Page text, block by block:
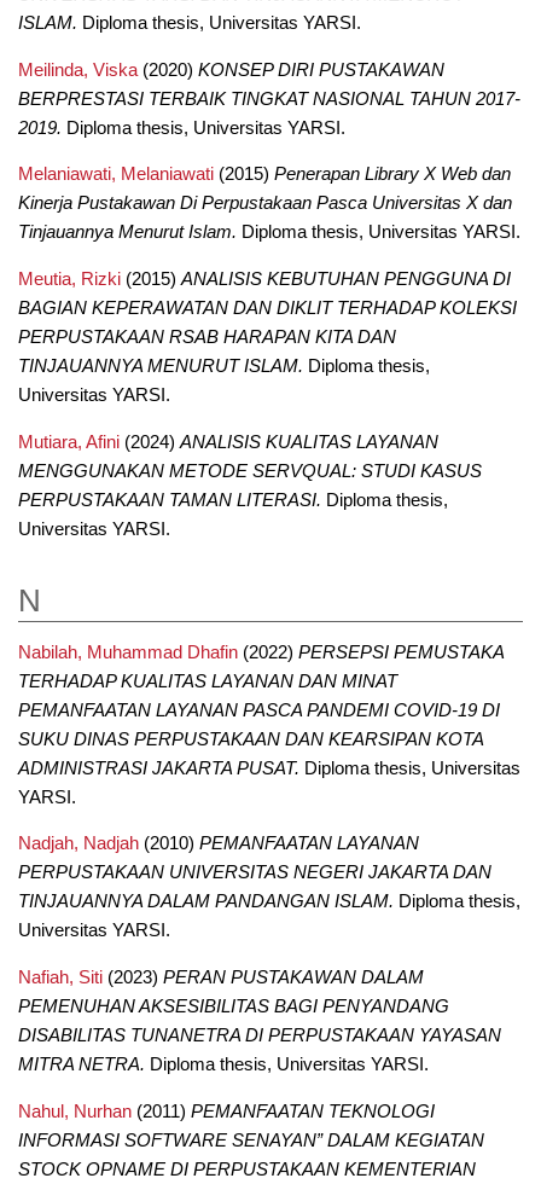
ISLAM. Diploma thesis, Universitas YARSI.
Meilinda, Viska(2020) KONSEP DIRI PUSTAKAWAN
BERPRESTASI TERBAIK TINGKAT NASIONAL TAHUN 2017-
2019. Diploma thesis, Universitas YARSI.
Melaniawati, Melaniawati(2015) Penerapan Library X Web dan
Kinerja Pustakawan Di Perpustakaan Pasca Universitas X dan
Tinjauannya Menurut Islam. Diploma thesis, Universitas YARSI.
Meutia, Rizki(2015) ANALISIS KEBUTUHAN PENGGUNA DI
BAGIAN KEPERAWATAN DAN DIKLIT TERHADAP KOLEKSI
PERPUSTAKAAN RSAB HARAPAN KITA DAN
TINJAUANNYA MENURUT ISLAM. Diploma thesis,
Universitas YARSI.
Mutiara, Afini(2024) ANALISIS KUALITAS LAYANAN
MENGGUNAKAN METODE SERVQUAL: STUDI KASUS
PERPUSTAKAAN TAMAN LITERASI. Diploma thesis,
Universitas YARSI.
N
Nabilah, Muhammad Dhafin(2022) PERSEPSI PEMUSTAKA
TERHADAP KUALITAS LAYANAN DAN MINAT
PEMANFAATAN LAYANAN PASCA PANDEMI COVID-19 DI
SUKU DINAS PERPUSTAKAAN DAN KEARSIPAN KOTA
ADMINISTRASI JAKARTA PUSAT. Diploma thesis, Universitas
YARSI.
Nadjah, Nadjah(2010) PEMANFAATAN LAYANAN
PERPUSTAKAAN UNIVERSITAS NEGERI JAKARTA DAN
TINJAUANNYA DALAM PANDANGAN ISLAM. Diploma thesis,
Universitas YARSI.
Nafiah, Siti(2023) PERAN PUSTAKAWAN DALAM
PEMENUHAN AKSESIBILITAS BAGI PENYANDANG
DISABILITAS TUNANETRA DI PERPUSTAKAAN YAYASAN
MITRA NETRA. Diploma thesis, Universitas YARSI.
Nahul, Nurhan(2011) PEMANFAATAN TEKNOLOGI
INFORMASI SOFTWARE SENAYAN” DALAM KEGIATAN
STOCK OPNAME DI PERPUSTAKAAN KEMENTERIAN